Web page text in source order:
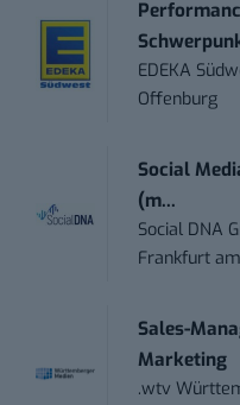
EDEKA
Offenburg
Social
(m...
Social DNA
Frankfurt
Sales-
Marketing
.wtv